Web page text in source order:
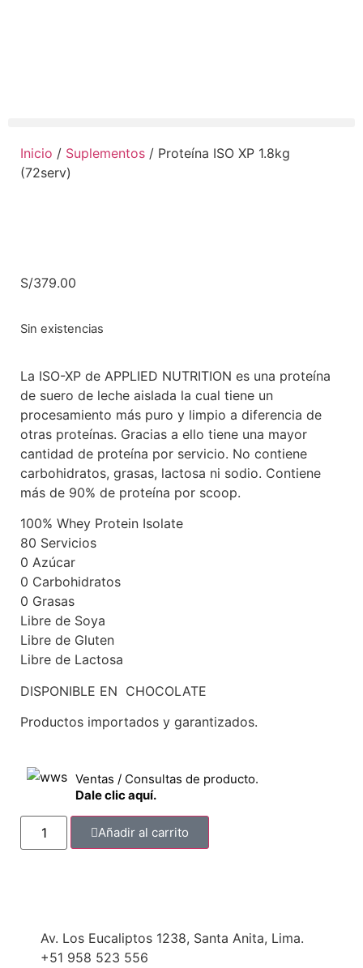
Inicio / Suplementos / Proteína ISO XP 1.8kg
(72serv)
S/379.00
Sin existencias
La ISO-XP de APPLIED NUTRITION es una proteína
de suero de leche aislada la cual tiene un
procesamiento más puro y limpio a diferencia de
otras proteínas. Gracias a ello tiene una mayor
cantidad de proteína por servicio. No contiene
carbohidratos, grasas, lactosa ni sodio. Contiene
más de 90% de proteína por scoop.
100% Whey Protein Isolate
80 Servicios
0 Azúcar
0 Carbohidratos
0 Grasas
Libre de Soya
Libre de Gluten
Libre de Lactosa
DISPONIBLE EN CHOCOLATE
Productos importados y garantizados.
Ventas / Consultas de producto.
Dale clic aquí.
Añadir al carrito
Av. Los Eucaliptos 1238, Santa Anita, Lima.
+51 958 523 556